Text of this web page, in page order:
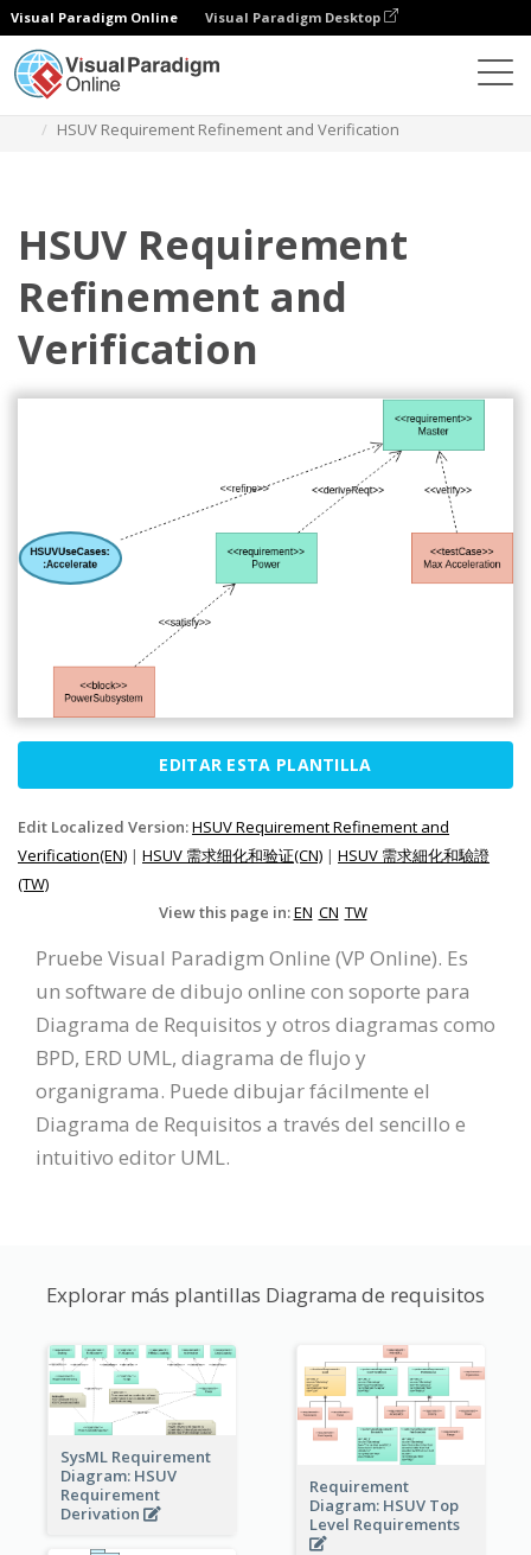
Visual Paradigm Online Visual Paradigm Desktop
HSUV Requirement Refinement and Verification
HSUV Requirement
Refinement and
Verification
EDITAR ESTA PLANTILLA
Edit Localized Version:HSUV Requirement Refinement and
Verification(EN) | HSUV 需求细化和验证(CN) | HSUV 需求細化和驗證
(TW)
View this page in:EN CN TW
Pruebe Visual Paradigm Online (VP Online). Es
un software de dibujo online con soporte para
Diagrama de Requisitos y otros diagramas como
BPD, ERD UML, diagrama de flujo y
organigrama. Puede dibujar fácilmente el
Diagrama de Requisitos a través del sencillo e
intuitivo editor UML.
Explorar más plantillas Diagrama de requisitos
SysML Requirement
Diagram: HSUV
Requirement
Derivation
Requirement
Diagram: HSUV Top
Level Requirements